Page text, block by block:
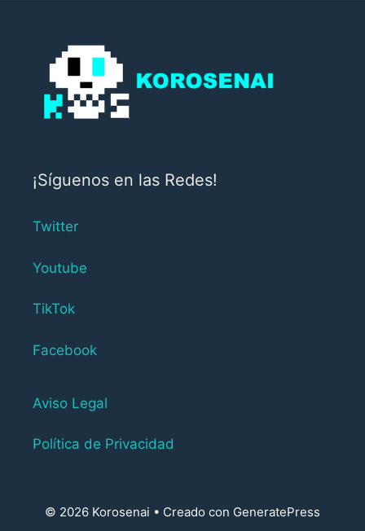
¡Síguenos en las Redes!
Twitter
Youtube
TikTok
Facebook
Aviso Legal
Política de Privacidad
© 2026 Korosenai • Creado con GeneratePress